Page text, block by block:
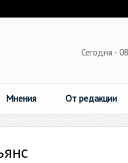
Сегодня -
Мнения От редакции